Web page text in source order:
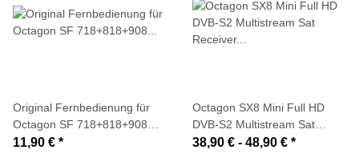
Original Fernbedienung für
Octagon SF 718+818+908
(neue)
11,90 € *
Octagon SX8 Mini Full HD
DVB-S2 Multistream Sat
Receiver (Unicable EN50494 /
38,90 € - 48,90 € *